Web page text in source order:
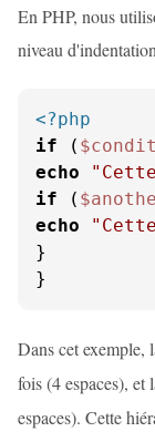
En PHP, nous
niveau
<?php
if (
echo
if (
echo
}
}
Dans cet exemple,
fois (4 espaces), et
espaces). Cette